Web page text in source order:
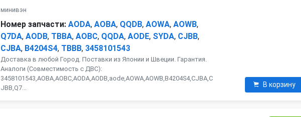
минивэн
Номер запчасти: AODA,AOBA, QQDB,AOWA,AOWB,
Q7DA,AODB, TBBA,AOBC, QQDA,AODE, SYDA, CJBB,
CJBA, B4204S4, TBBB, 3458101543
Доставка в любой Город. Поставки из Японии и Швеции. Гарантия.
Аналоги (Совместимость с ДВС):
3458101543,AOBA,AOBC,AODA,AODB,aode,AOWA,AOWB,B4204S4,CJBA,C
JBB,Q7...
В корзину